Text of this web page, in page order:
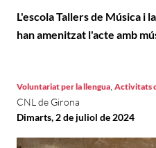
L'escola Tallers de Música i
han amenitzat l'acte amb
Voluntariat per la llengua, Activitats
CNL de Girona
Dimarts, 2 de juliol de 2024